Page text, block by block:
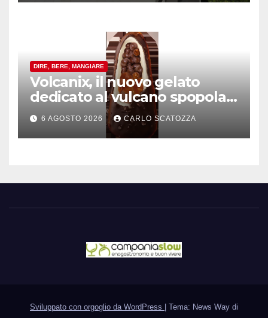
DIRE, BERE, MANGIARE
Volcanix, il nuovo gelato
dedicato al vulcano spopola,
è nato a Caivano
6 AGOSTO 2026 CARLO SCATOZZA
Sviluppato con orgoglio da WordPress
Tema: News Way di